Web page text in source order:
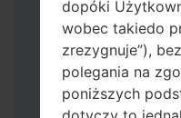
przycisk
strony domowej.
Podłącz kabel
przytrzymaj
zmniejszania
dopóki
wobec takiedo
zrezygnuje”),
polegania na
poniższych